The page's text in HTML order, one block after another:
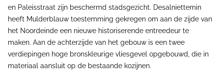
en Paleisstraat zijn beschermd stadsgezicht. Desalniettemin
heeft Mulderblauw toestemming gekregen om aan de zijde van
het Noordeinde een nieuwe historiserende entreedeur te
maken. Aan de achterzijde van het gebouw is een twee
verdiepingen hoge bronskleurige vliesgevel opgebouwd, die in
materiaal aansluit op de bestaande kozijnen.